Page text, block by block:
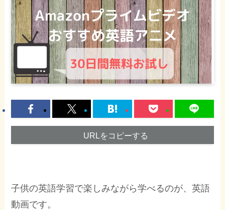
URLをコピーする
子供の英語学習で楽しみながら学べるのが、英語
動画です。